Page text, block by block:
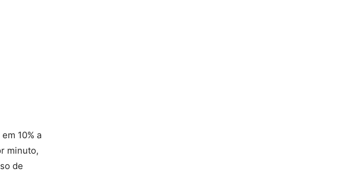
10% a
minuto,
de